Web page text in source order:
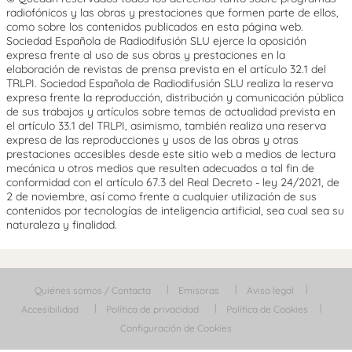
radiofónicos y las obras y prestaciones que formen parte de ellos,
como sobre los contenidos publicados en esta página web.
Sociedad Española de Radiodifusión SLU ejerce la oposición
expresa frente al uso de sus obras y prestaciones en la
elaboración de revistas de prensa prevista en el artículo 32.1 del
TRLPI. Sociedad Española de Radiodifusión SLU realiza la reserva
expresa frente la reproducción, distribución y comunicación pública
de sus trabajos y artículos sobre temas de actualidad prevista en
el artículo 33.1 del TRLPI, asimismo, también realiza una reserva
expresa de las reproducciones y usos de las obras y otras
prestaciones accesibles desde este sitio web a medios de lectura
mecánica u otros medios que resulten adecuados a tal fin de
conformidad con el artículo 67.3 del Real Decreto - ley 24/2021, de
2 de noviembre, así como frente a cualquier utilización de sus
contenidos por tecnologías de inteligencia artificial, sea cual sea su
naturaleza y finalidad.
Quiénes somos / Contacta Emisoras
Aviso legal
Accesibilidad
Política de privacidad
Política de Cookies
Configuración de Cookies